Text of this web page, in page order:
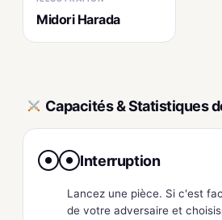
Midori Harada
Capacités & Statistiques
● ● Interruption
Lancez une pièce. Si c'est
de votre adversaire et